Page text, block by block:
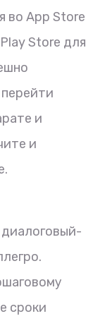
во App Store
Store для
и
и
сроки